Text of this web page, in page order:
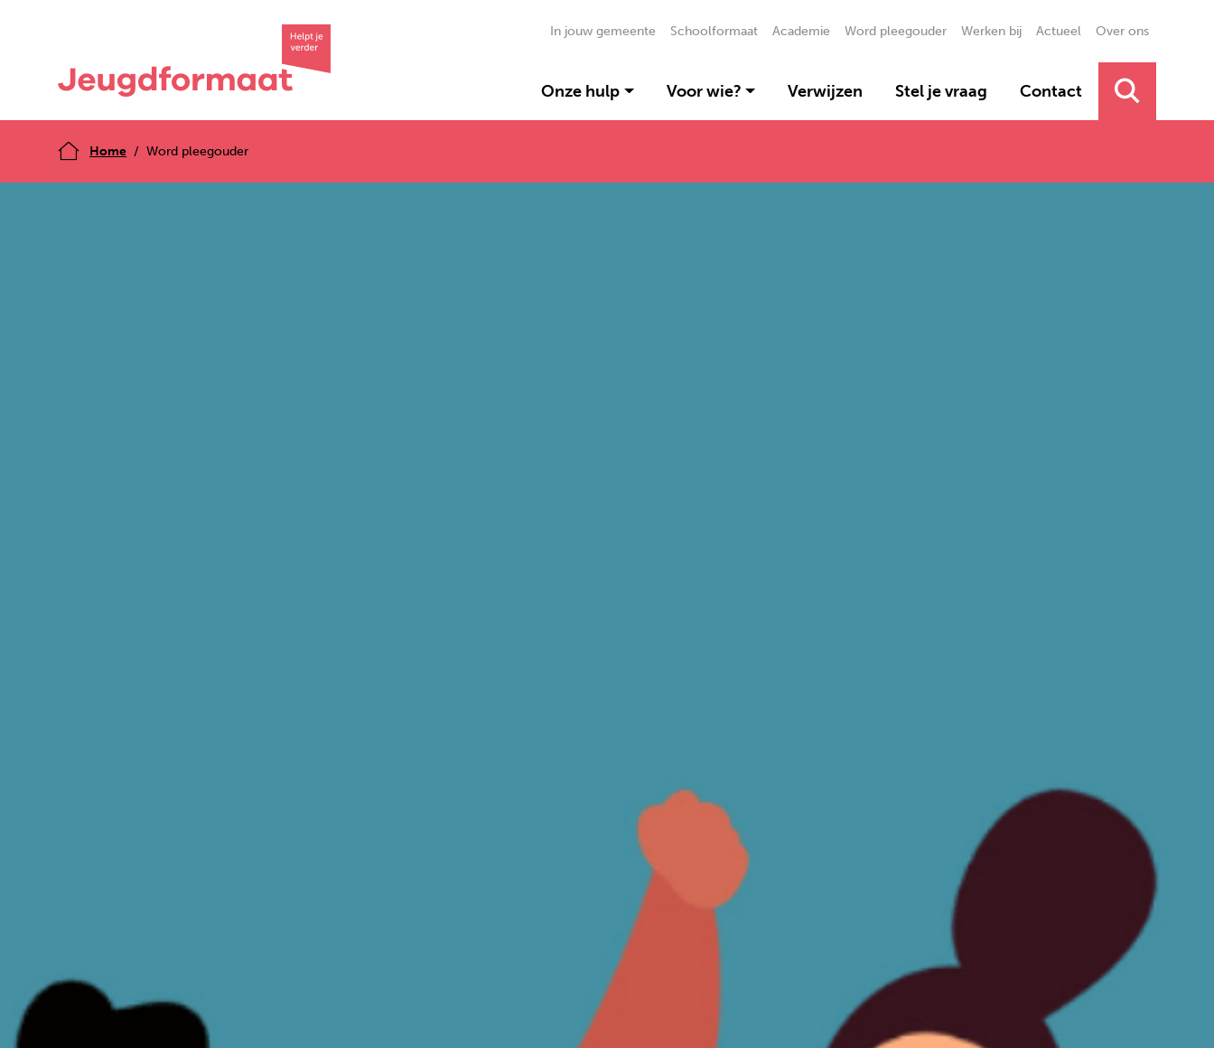
Home Word pleegouder
In jouw gemeente Schoolformaat Academie Word pleegouder(current)
Werken bij Actueel Over ons
Onze hulp Voor wie? Verwijzen Stel je vraag Contact